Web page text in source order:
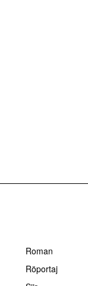
Roman
Röportaj